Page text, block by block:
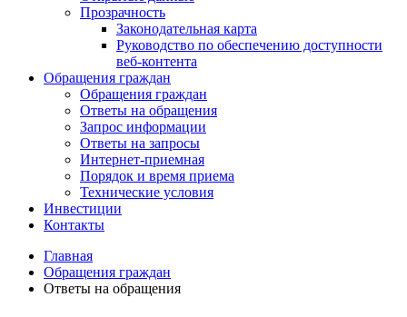
Прозрачность
Законодательная карта
Руководство по обеспечению доступности
веб-контента
Обращения граждан
Обращения граждан
Ответы на обращения
Запрос информации
Ответы на запросы
Интернет-приемная
Порядок и время приема
Технические условия
Инвестиции
Контакты
Главная
Обращения граждан
Ответы на обращения